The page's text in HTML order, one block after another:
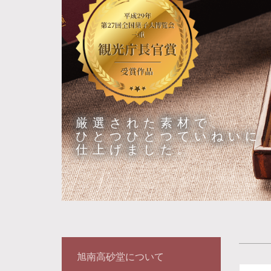
厳選された素材で、
ひとつひとつていねいに
仕上げました。
旭南高砂堂について